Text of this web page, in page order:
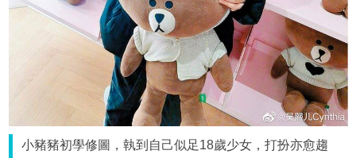
小豬豬初學修圖，執到自己似足18歲少女，打扮亦愈趨